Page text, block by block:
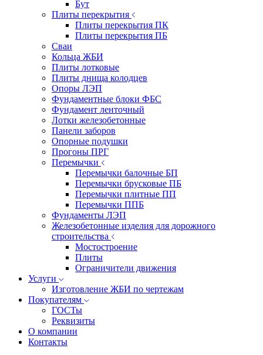
Бут
Плиты перекрытия
Плиты перекрытия ПК
Плиты перекрытия ПБ
Сваи
Кольца ЖБИ
Плиты лотковые
Плиты днища колодцев
Опоры ЛЭП
Фундаментные блоки ФБС
Фундамент ленточный
Лотки железобетонные
Панели заборов
Опорные подушки
Прогоны ПРГ
Перемычки
Перемычки балочные БП
Перемычки брусковые ПБ
Перемычки плитные ПП
Перемычки ППБ
Фундаменты ЛЭП
Железобетонные изделия для дорожного
строительства
Мостостроение
Плиты
Ограничители движения
Услуги
Изготовление ЖБИ по чертежам
Покупателям
ГОСТы
Реквизиты
О компании
Контакты